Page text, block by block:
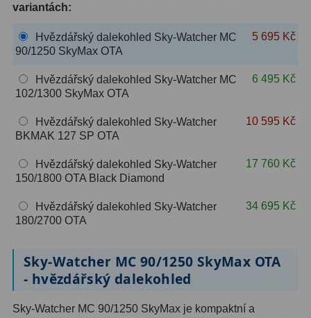
OIII9
Hβ 6
Planetární2
Barevné66
Barlow čočky65
Barlow 3x12
Barlow 5x8
Převracecí4
variantách:
Hvězdářský dalekohled Sky-Watcher MC
90/1250 SkyMax OTA
5 695 Kč
Hvězdářský dalekohled Sky-Watcher MC
102/1300 SkyMax OTA
6 495 Kč
Hvězdářský dalekohled Sky-Watcher
BKMAK 127 SP OTA
10 595 Kč
Hvězdářský dalekohled Sky-Watcher
150/1800 OTA Black Diamond
17 760 Kč
Hvězdářský dalekohled Sky-Watcher
180/2700 OTA
34 695 Kč
Sky-Watcher MC 90/1250 SkyMax OTA
- hvězdářský dalekohled
Sky-Watcher MC 90/1250 SkyMax je kompaktní a